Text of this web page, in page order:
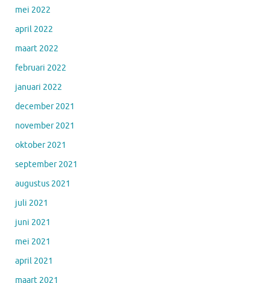
mei 2022
april 2022
maart 2022
februari 2022
januari 2022
december 2021
november 2021
oktober 2021
september 2021
augustus 2021
juli 2021
juni 2021
mei 2021
april 2021
maart 2021